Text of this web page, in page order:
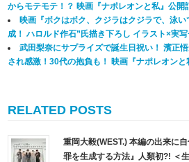
からモテモテ！？ 映画『ナポレオンと私』公開
映画『ボクはボク、クジラはクジラで、泳
成！ ハロルド作石”氏描き下ろし イラスト×実写
武田梨奈にサプライズで誕生日祝い！ 濱正
され感激！30代の抱負も！ 映画『ナポレオン
RELATED POSTS
重岡大毅(WEST.) 本編の出来に
罪を生成する方法』人類初?! ＜